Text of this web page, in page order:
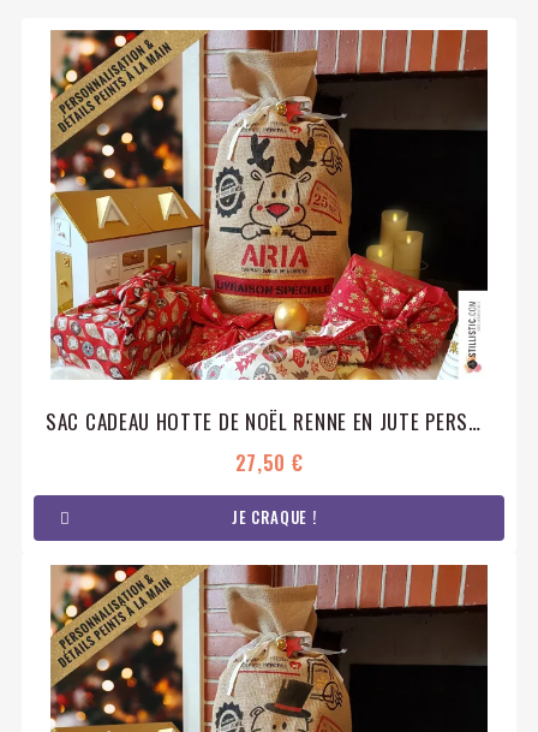
SAC CADEAU HOTTE DE NOËL RENNE EN JUTE PERSONNALISABLE
27,50 €
JE CRAQUE !